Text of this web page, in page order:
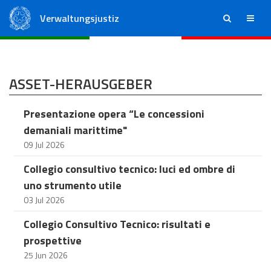
Verwaltungsjustiz ricerca menu
ASSET-HERAUSGEBER
Presentazione opera “Le concessioni
demaniali marittime"
09 Jul 2026
Collegio consultivo tecnico: luci ed ombre di
uno strumento utile
03 Jul 2026
Collegio Consultivo Tecnico: risultati e
prospettive
25 Jun 2026